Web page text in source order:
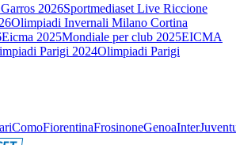
2026Sportmediaset Live Riccione
Olimpiadi Invernali Milano Cortina
Eicma 2025Mondiale per club 2025EICMA
Parigi 2024Olimpiadi Parigi
ComoFiorentinaFrosinoneGenoaInter